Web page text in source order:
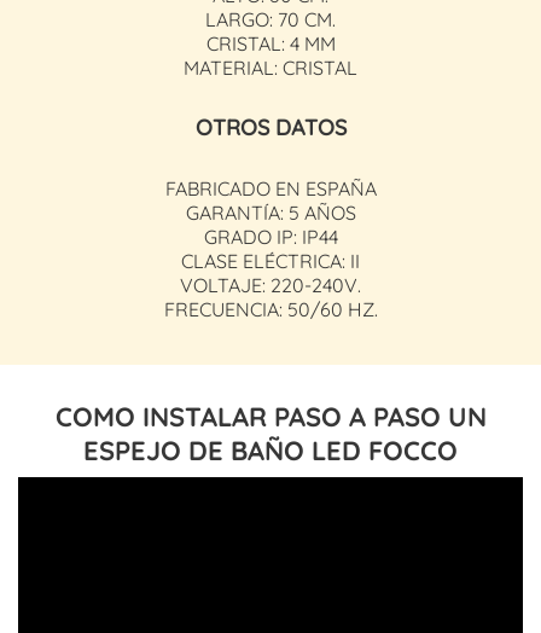
LARGO: 70 CM.
CRISTAL: 4 MM
MATERIAL: CRISTAL
OTROS DATOS
FABRICADO EN ESPAÑA
GARANTÍA: 5 AÑOS
GRADO IP: IP44
CLASE ELÉCTRICA: II
VOLTAJE: 220-240V.
FRECUENCIA: 50/60 HZ.
COMO INSTALAR PASO A PASO UN
ESPEJO DE BAÑO LED FOCCO